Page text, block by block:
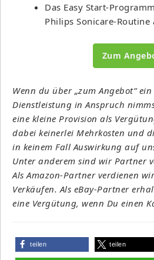
Das Easy Start-
Philips Sonicare-Routine
Zum
Wenn du über „zum Angebot“
Dienstleistung in Anspruch
eine kleine Provision als
dabei keinerlei Mehrkosten und
in keinem Fall Auswirkung auf
Unter anderem sind wir Partner
Als Amazon-Partner verdienen
Verkäufen. Als eBay-Partner
eine Vergütung, wenn Du einen
teilen teilen